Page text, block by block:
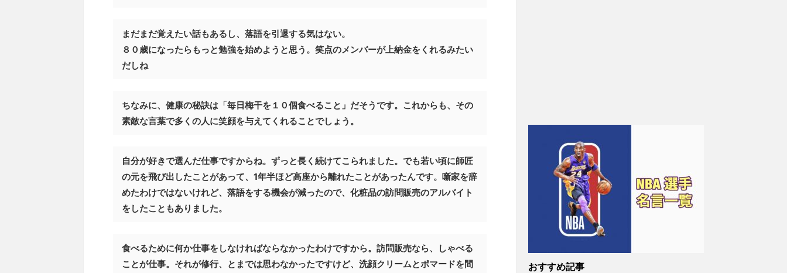
まだまだ覚えたい話もあるし、落語を引退する気はない。
８０歳になったらもっと勉強を始めようと思う。笑点のメンバーが上納金をくれるみたい
だしね
ちなみに、健康の秘訣は「毎日梅干を１０個食べること」だそうです。これからも、その
素敵な言葉で多くの人に笑顔を与えてくれることでしょう。
自分が好きで選んだ仕事ですからね。ずっと長く続けてこられました。でも若い頃に師匠
の元を飛び出したことがあって、1年半ほど高座から離れたことがあったんです。噺家を辞
めたわけではないけれど、落語をする機会が減ったので、化粧品の訪問販売のアルバイト
をしたこともありました。
食べるために何か仕事をしなければならなかったわけですから。訪問販売なら、しゃべる
ことが仕事。それが修行、とまでは思わなかったですけど、洗顔クリームとポマードを間
おすすめ記事